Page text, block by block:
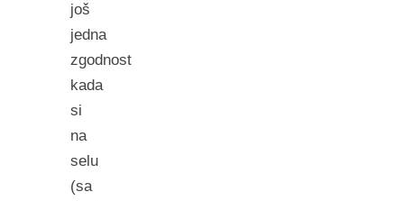
još
jedna
zgodnost
kada
si
na
selu
(sa